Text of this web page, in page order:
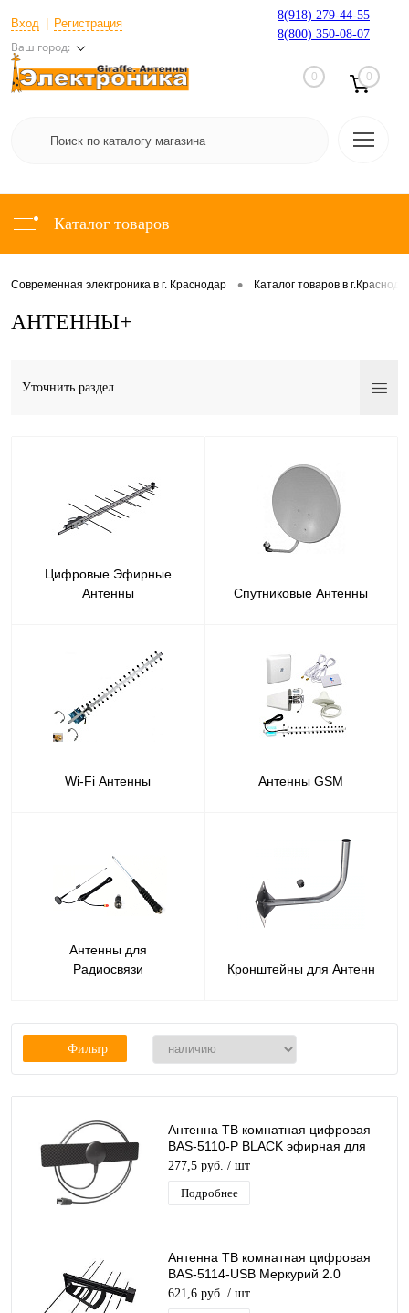
Вход Регистрация
Ваш город:
8(918) 279-44-55
8(800) 350-08-07
0 0
Каталог товаров
Современная электроника в г. Краснодар • Каталог товаров в
АНТЕННЫ+
Уточнить раздел
Цифровые Эфирные
Антенны
Спутниковые Антенны
Wi-Fi Антенны Антенны GSM
Антенны для
Радиосвязи
Кронштейны для Антенн
Фильтр
Антенна ТВ комнатная цифровая
BAS-5110-P BLACK эфирная для
DVB-T2 телевидения (в пакете)
Рэмо
277,5 руб. / шт
Подробнее
Антенна ТВ комнатная цифровая
BAS-5114-USB Меркурий 2.0
эфирная для DVB-T2 телевидения
621,6 руб. / шт